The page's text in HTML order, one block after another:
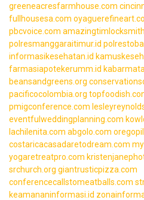
greeneacresfarmhouse.com
fullhousesa.com
pbcvoice.com
polresmanggaraitimur.id
informasikesehatan.id
farmasiapotekerumm.id
beansandgreens.org
pacificocolombia.org
pmigconference.com
eventfulweddingplanning.com
lachilenita.com abgolo.com
costaricacasadaretodream.com
yogaretreatpro.com
srchurch.org giantrusticpizza.com
conferencecallstomeatballs.com
keamananinformasi.id